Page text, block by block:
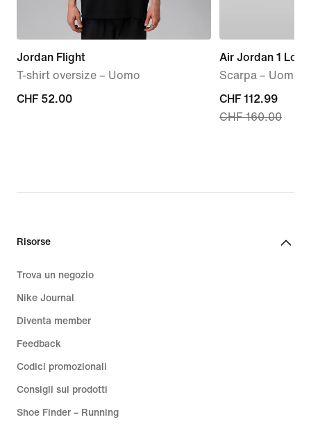
Jordan Flight
T-shirt oversize – Uomo
CHF
CHF 52.00
Air Jordan 1 Low
Scarpa – Uomo
current
price
price
CHF 112.99
CHF 160.00
Risorse
Trova un negozio
Nike Journal
Diventa member
Feedback
Codici promozionali
Consigli sui prodotti
Shoe Finder – Running